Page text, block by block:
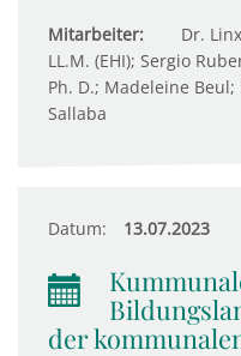
Mitarbeiter:
Dr.
LL.M. (EHI); Sergio
Ph. D.; Madeleine
Sallaba
Datum: 13.07.2023
der